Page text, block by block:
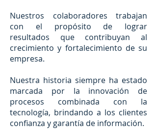
Nuestros colaboradores trabajan
con el propósito de lograr
resultados que contribuyan al
crecimiento y fortalecimiento de su
empresa.
Nuestra historia siempre ha estado
marcada por la innovación de
procesos combinada con la
tecnología, brindando a los clientes
confianza y garantía de información.